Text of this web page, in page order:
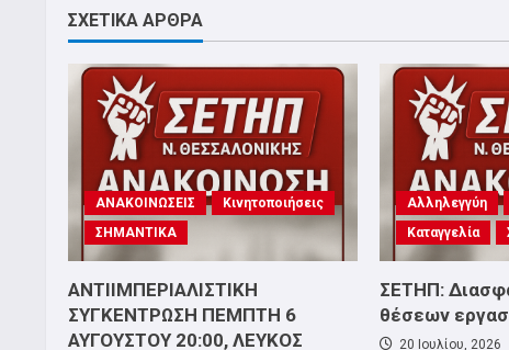
ΣΧΕΤΙΚΑ ΑΡΘΡΑ
ΑΝΑΚΟΙΝΩΣΕΙΣ
Κινητοποιήσεις
ΣΗΜΑΝΤΙΚΑ
ΑΝΤΙΙΜΠΕΡΙΑΛΙΣΤΙΚΗ
ΣΥΓΚΕΝΤΡΩΣΗ ΠΕΜΠΤΗ 6
ΑΥΓΟΥΣΤΟΥ 20:00, ΛΕΥΚΟΣ
Αλληλεγγύη
Καταγγελία
ΣΕΤΗΠ:
θέσεων
20 Ιουλίου, 2026